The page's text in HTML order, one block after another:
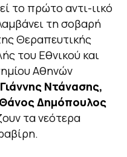
το πρώτο αντι-ιικό
τη σοβαρή
Θεραπευτικής
του Εθνικού και
Αθηνών
Ντάνασης,
Δημόπουλος
τα νεότερα